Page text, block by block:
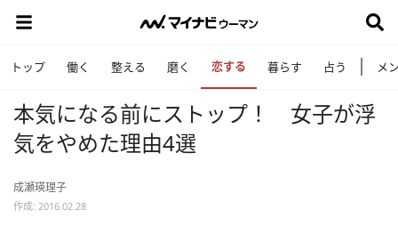
トップ 働く 整える 磨く 恋する 暮らす 占う メ
本気になる前にストップ！ 女子が浮
気をやめた理由4選
成瀬瑛理子
作成: 2016.02.28